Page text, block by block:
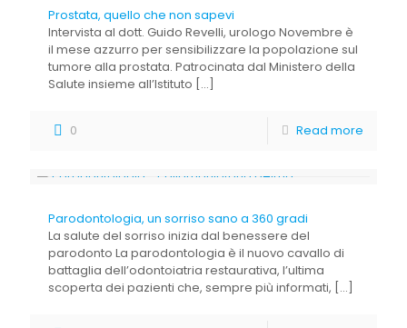
Prostata, quello che non sapevi
Intervista al dott. Guido Revelli, urologo Novembre è
il mese azzurro per sensibilizzare la popolazione sul
tumore alla prostata. Patrocinata dal Ministero della
Salute insieme all’Istituto […]
0 Read more
Parodontologia, un sorriso sano a 360 gradi
La salute del sorriso inizia dal benessere del
parodonto La parodontologia è il nuovo cavallo di
battaglia dell’odontoiatria restaurativa, l’ultima
scoperta dei pazienti che, sempre più informati, […]